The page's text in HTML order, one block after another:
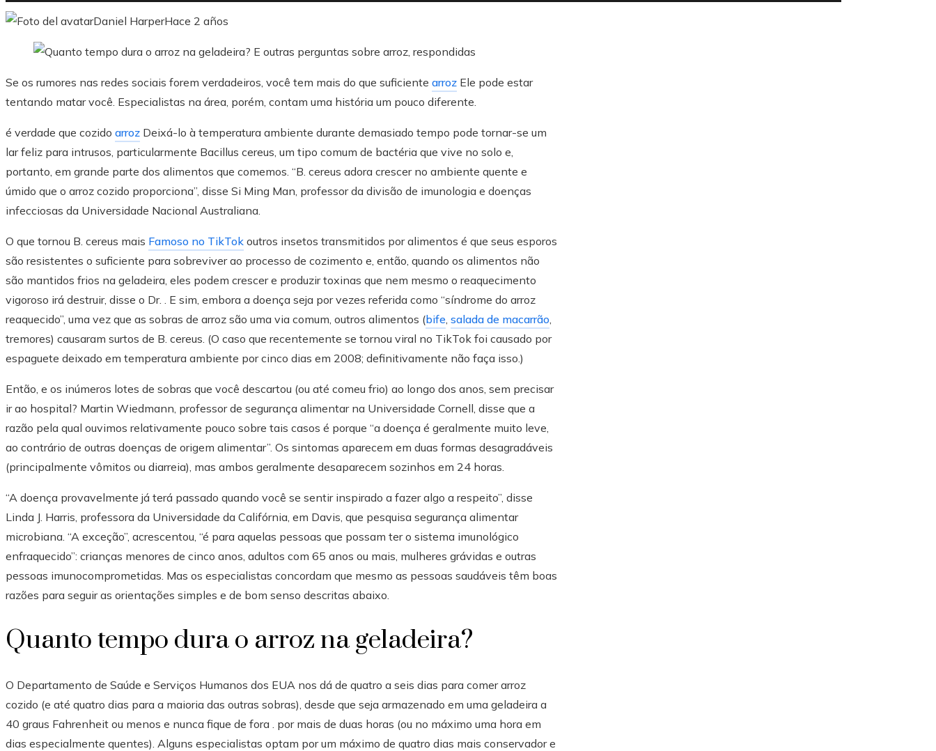
Daniel HarperHace 2 años
Se os rumores nas redes sociais forem verdadeiros, você tem mais do que suficiente arroz Ele pode estar
tentando matar você. Especialistas na área, porém, contam uma história um pouco diferente.
é verdade que cozido arroz Deixá-lo à temperatura ambiente durante demasiado tempo pode tornar-se um
lar feliz para intrusos, particularmente Bacillus cereus, um tipo comum de bactéria que vive no solo e,
portanto, em grande parte dos alimentos que comemos. “B. cereus adora crescer no ambiente quente e
úmido que o arroz cozido proporciona”, disse Si Ming Man, professor da divisão de imunologia e doenças
infecciosas da Universidade Nacional Australiana.
O que tornou B. cereus mais Famoso no TikTok outros insetos transmitidos por alimentos é que seus esporos
são resistentes o suficiente para sobreviver ao processo de cozimento e, então, quando os alimentos não
são mantidos frios na geladeira, eles podem crescer e produzir toxinas que nem mesmo o reaquecimento
vigoroso irá destruir, disse o Dr. . E sim, embora a doença seja por vezes referida como “síndrome do arroz
reaquecido”, uma vez que as sobras de arroz são uma via comum, outros alimentos (bife, salada de macarrão,
tremores) causaram surtos de B. cereus. (O caso que recentemente se tornou viral no TikTok foi causado por
espaguete deixado em temperatura ambiente por cinco dias em 2008; definitivamente não faça isso.)
Então, e os inúmeros lotes de sobras que você descartou (ou até comeu frio) ao longo dos anos, sem precisar
ir ao hospital? Martin Wiedmann, professor de segurança alimentar na Universidade Cornell, disse que a
razão pela qual ouvimos relativamente pouco sobre tais casos é porque “a doença é geralmente muito leve,
ao contrário de outras doenças de origem alimentar”. Os sintomas aparecem em duas formas desagradáveis ​​
(principalmente vômitos ou diarreia), mas ambos geralmente desaparecem sozinhos em 24 horas.
“A doença provavelmente já terá passado quando você se sentir inspirado a fazer algo a respeito”, disse
Linda J. Harris, professora da Universidade da Califórnia, em Davis, que pesquisa segurança alimentar
microbiana. “A exceção”, acrescentou, “é para aquelas pessoas que possam ter o sistema imunológico
enfraquecido”: crianças menores de cinco anos, adultos com 65 anos ou mais, mulheres grávidas e outras
pessoas imunocomprometidas. Mas os especialistas concordam que mesmo as pessoas saudáveis ​​têm boas
razões para seguir as orientações simples e de bom senso descritas abaixo.
Quanto tempo dura o arroz na geladeira?
O Departamento de Saúde e Serviços Humanos dos EUA nos dá de quatro a seis dias para comer arroz
cozido (e até quatro dias para a maioria das outras sobras), desde que seja armazenado em uma geladeira a
40 graus Fahrenheit ou menos e nunca fique de fora . por mais de duas horas (ou no máximo uma hora em
dias especialmente quentes). Alguns especialistas optam por um máximo de quatro dias mais conservador e